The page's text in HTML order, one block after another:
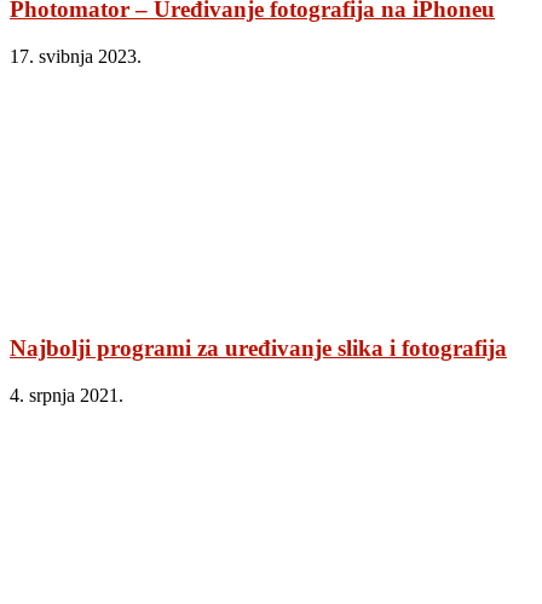
Photomator – Uređivanje fotografija na iPhoneu
17. svibnja 2023.
Najbolji programi za uređivanje slika i fotografija
4. srpnja 2021.